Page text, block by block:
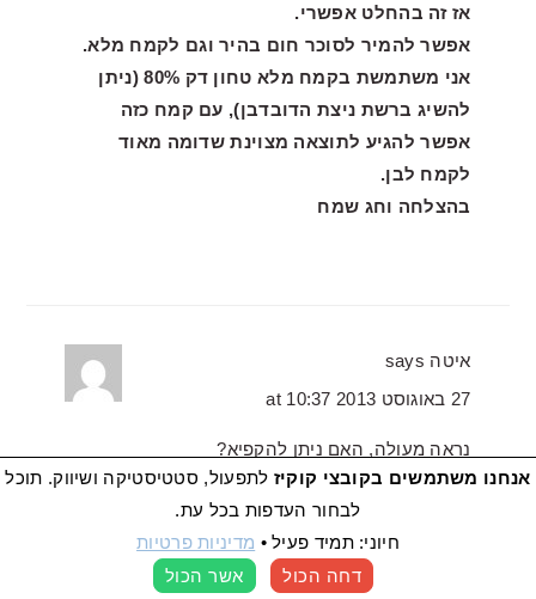
אז זה בהחלט אפשרי.
אפשר להמיר לסוכר חום בהיר וגם לקמח מלא.
אני משתמשת בקמח מלא טחון דק 80% (ניתן
להשיג ברשת ניצת הדובדבן), עם קמח כזה
אפשר להגיע לתוצאה מצוינת שדומה מאוד
לקמח לבן.
בהצלחה וחג שמח
איטה says
27 באוגוסט 2013 at 10:37
נראה מעולה, האם ניתן להקפיא?
כן, אין שום בעיה להקפיא בקופסא אטומה עד
אנחנו משתמשים בקובצי קוקיז לתפעול, סטטיסטיקה ושיווק. תוכל
לבחור העדפות בכל עת.
חיוני: תמיד פעיל• מדיניות פרטיות
דחה הכול
אשר הכול